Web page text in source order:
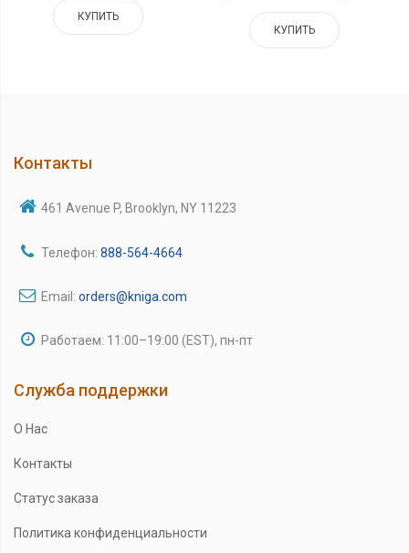
КУПИТЬ
КУПИТЬ
Контакты
461 Avenue P, Brooklyn, NY 11223
Телефон: 888-564-4664
Email: orders@kniga.com
Работаем: 11:00–19:00 (EST), пн-пт
Служба поддержки
О Нас
Контакты
Статус заказа
Политика конфиденциальности